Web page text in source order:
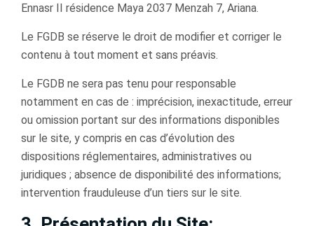
Ennasr II résidence Maya 2037 Menzah 7, Ariana.
Le FGDB se réserve le droit de modiﬁer et corriger le
contenu à tout moment et sans préavis.
Le FGDB ne sera pas tenu pour responsable
notamment en cas de : imprécision, inexactitude, erreur
ou omission portant sur des informations disponibles
sur le site, y compris en cas d’évolution des
dispositions réglementaires, administratives ou
juridiques ; absence de disponibilité des informations;
intervention frauduleuse d’un tiers sur le site.